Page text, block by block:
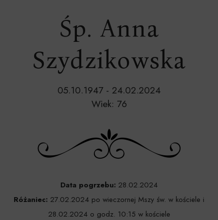
Śp. Anna
Szydzikowska
05.10.1947 - 24.02.2024
Wiek: 76
Data pogrzebu: 28.02.2024
Różaniec: 27.02.2024 po wieczornej Mszy św. w kościele i
28.02.2024 o godz. 10:15 w kościele